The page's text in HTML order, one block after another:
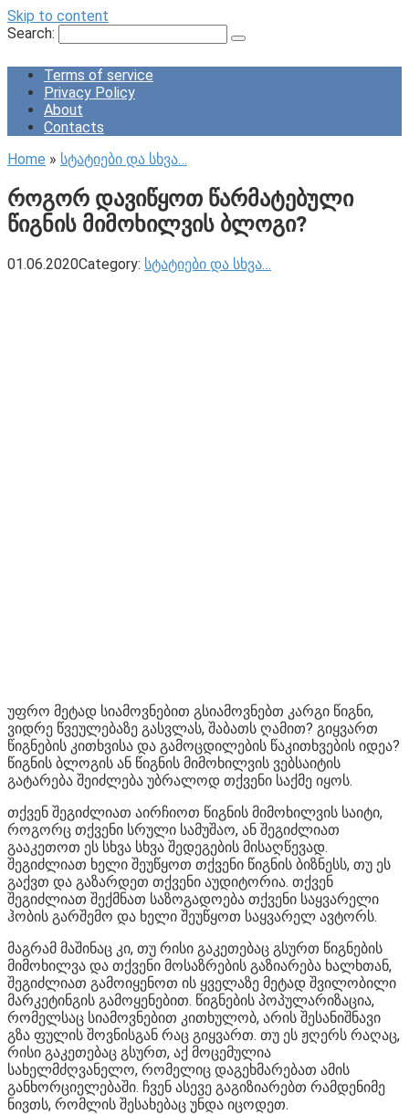
Skip to content
Search:
Terms of service
Privacy Policy
About
Contacts
Home » სტატიები და სხვა…
როგორ დავიწყოთ წარმატებული
წიგნის მიმოხილვის ბლოგი?
01.06.2020Category: სტატიები და სხვა…
უფრო მეტად სიამოვნებით გსიამოვნებთ კარგი წიგნი,
ვიდრე წვეულებაზე გასვლას, შაბათს ღამით? გიყვართ
წიგნების კითხვისა და გამოცდილების წაკითხვების იდეა?
წიგნის ბლოგის ან წიგნის მიმოხილვის ვებსაიტის
გატარება შეიძლება უბრალოდ თქვენი საქმე იყოს.
თქვენ შეგიძლიათ აირჩიოთ წიგნის მიმოხილვის საიტი,
როგორც თქვენი სრული სამუშაო, ან შეგიძლიათ
გააკეთოთ ეს სხვა სხვა შედეგების მისაღწევად.
შეგიძლიათ ხელი შეუწყოთ თქვენი წიგნის ბიზნესს, თუ ეს
გაქვთ და გაზარდეთ თქვენი აუდიტორია. თქვენ
შეგიძლიათ შექმნათ საზოგადოება თქვენი საყვარელი
ჰობის გარშემო და ხელი შეუწყოთ საყვარელ ავტორს.
მაგრამ მაშინაც კი, თუ რისი გაკეთებაც გსურთ წიგნების
მიმოხილვა და თქვენი მოსაზრების გაზიარება ხალხთან,
შეგიძლიათ გამოიყენოთ ის ყველაზე მეტად შვილობილი
მარკეტინგის გამოყენებით. წიგნების პოპულარიზაცია,
რომელსაც სიამოვნებით კითხულობ, არის შესანიშნავი
გზა ფულის შოვნისგან რაც გიყვართ. თუ ეს ჟღერს რაღაც,
რისი გაკეთებაც გსურთ, აქ მოცემულია
სახელმძღვანელო, რომელიც დაგეხმარებათ ამის
განხორციელებაში. ჩვენ ასევე გაგიზიარებთ რამდენიმე
ნივთს, რომლის შესახებაც უნდა იცოდეთ.